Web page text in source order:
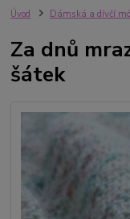
Úvod Dámská a dívčí
Za dnů
šátek